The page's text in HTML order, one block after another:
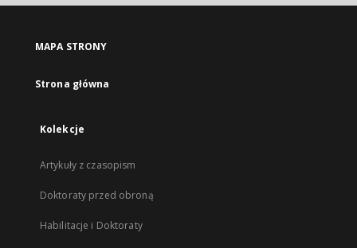
MAPA STRONY
Strona główna
Kolekcje
Artykuły z czasopism
Doktoraty przed obroną
Habilitacje i Doktoraty